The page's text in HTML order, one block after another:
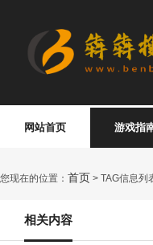
网站首页 游戏指
您现在的位置： 首页 > TAG信息列
相关内容